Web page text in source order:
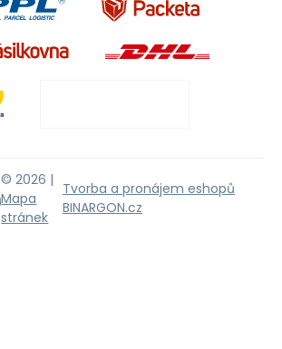
© 2026 |
Mapa
stránek
Tvorba a pronájem eshopů
BINARGON.cz